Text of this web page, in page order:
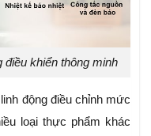
điều khiển thông minh
động điều chỉnh mức
loại thực phẩm khác